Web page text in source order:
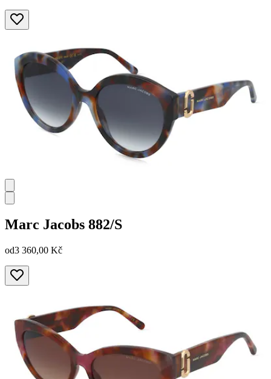
Marc Jacobs 882/S
od3 360,00 Kč